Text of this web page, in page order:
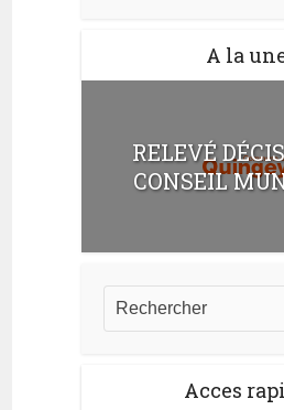
A la
RELEVÉ
CONSEIL
Acces